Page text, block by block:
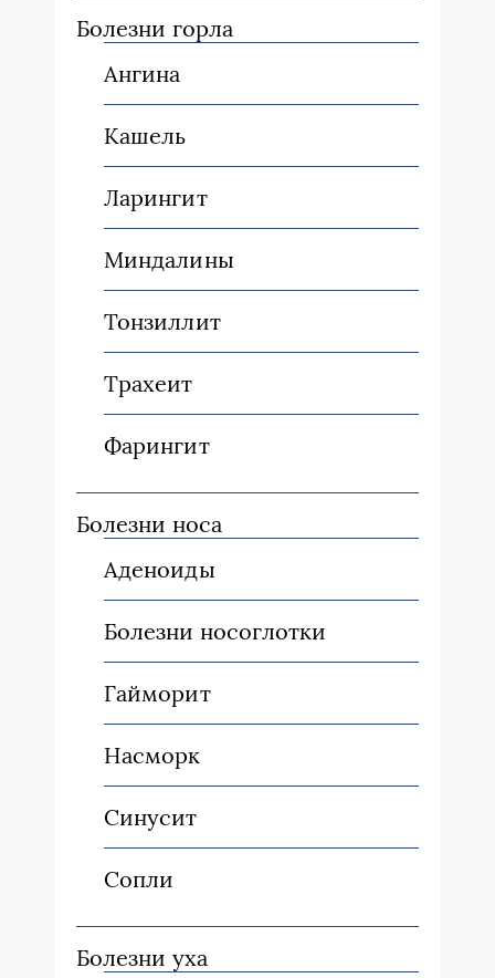
Болезни горла
Ангина
Кашель
Ларингит
Миндалины
Тонзиллит
Трахеит
Фарингит
Болезни носа
Аденоиды
Болезни носоглотки
Гайморит
Насморк
Синусит
Сопли
Болезни уха